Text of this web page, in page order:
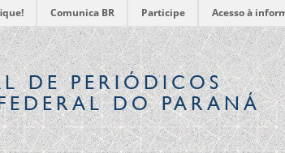
Comunica BR Participe Acesso à
DE PERIÓDICOS
DO PARANÁ